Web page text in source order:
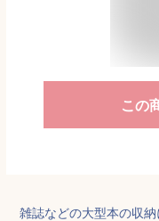
この
雑誌などの大型本の収